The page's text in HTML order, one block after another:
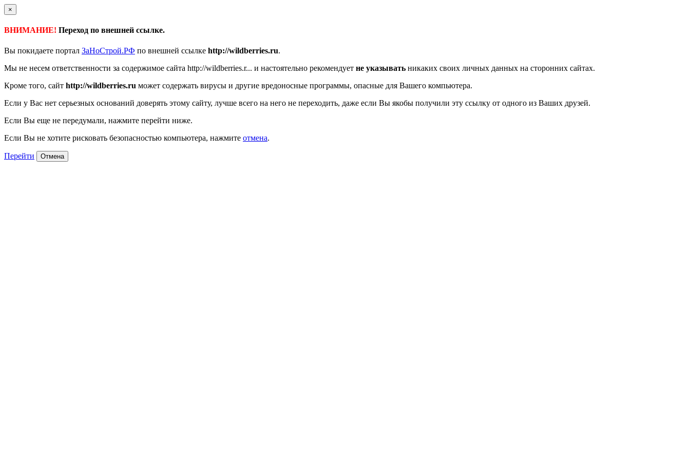
×
ВНИМАНИЕ! Переход по внешней ссылке.
Вы покидаете портал ЗаНоСтрой.РФ по внешней ссылке http://wildberries.ru.
Мы не несем ответственности за содержимое сайта http://wildberries.r... и настоятельно рекомендует не указывать никаких своих личных данных на сторонних сайтах.
Кроме того, сайт http://wildberries.ru может содержать вирусы и другие вредоносные программы, опасные для Вашего компьютера.
Если у Вас нет серьезных оснований доверять этому сайту, лучше всего на него не переходить, даже если Вы якобы получили эту ссылку от одного из Ваших друзей.
Если Вы еще не передумали, нажмите перейти ниже.
Если Вы не хотите рисковать безопасностью компьютера, нажмите отмена.
Перейти Отмена